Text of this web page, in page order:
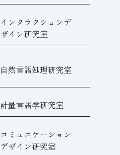
インタラクションデ
ザイン研究室
自然言語処理研究室
計量言語学研究室
コミュニケーション
デザイン研究室